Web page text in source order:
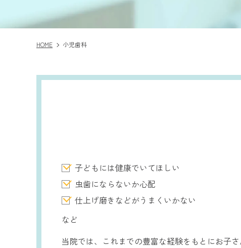
HOME 小児歯科
子どもには健康でいてほしい
虫歯にならないか心配
仕上げ磨きなどがうまくいかない
など
当院では、これまでの豊富な経験をもとにお子